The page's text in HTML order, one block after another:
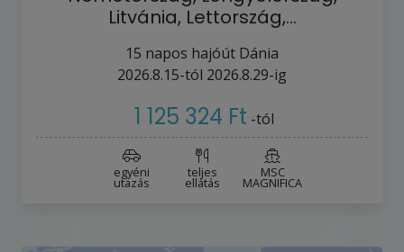
Litvánia, Lettország,…
15 napos hajóút Dánia
2026.8.15-tól 2026.8.29-ig
1 125 324 Ft -tól
egyéni
utazás
teljes
ellátás
MSC
MAGNIFICA